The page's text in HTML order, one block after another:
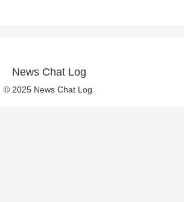
News Chat Log
© 2025 News Chat Log.